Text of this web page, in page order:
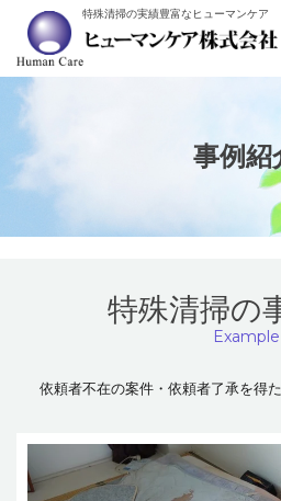
特殊清掃の実績豊富なヒューマンケア
事例紹
特殊清掃の
Example
依頼者不在の案件・依頼者了承を得